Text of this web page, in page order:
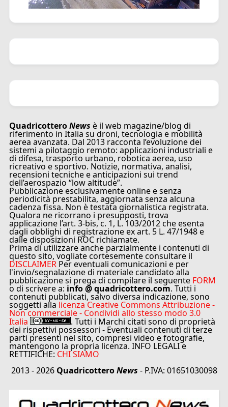
QuadricotteroNews è il web magazine/blog di
riferimento in Italia su droni, tecnologia e mobilità
aerea avanzata. Dal 2013 racconta l’evoluzione dei
sistemi a pilotaggio remoto: applicazioni industriali e
di difesa, trasporto urbano, robotica aerea, uso
ricreativo e sportivo. Notizie, normativa, analisi,
recensioni tecniche e anticipazioni sui trend
dell’aerospazio “low altitude”.
Pubblicazione esclusivamente online e senza
periodicità prestabilita, aggiornata senza alcuna
cadenza fissa. Non è testata giornalistica registrata.
Qualora ne ricorrano i presupposti, trova
applicazione l’art. 3-bis, c. 1, L. 103/2012 che esenta
dagli obblighi di registrazione ex art. 5 L. 47/1948 e
dalle disposizioni ROC richiamate.
Prima di utilizzare anche parzialmente i contenuti di
questo sito, vogliate cortesemente consultare il
DISCLAIMER Per eventuali comunicazioni e per
l'invio/segnalazione di materiale candidato alla
pubblicazione si prega di compilare il seguente FORM
o di scrivere a: info @ quadricottero.com. Tutti i
contenuti pubblicati, salvo diversa indicazione, sono
soggetti alla licenza Creative Commons Attribuzione -
Non commerciale - Condividi allo stesso modo 3.0
Italia . Tutti i Marchi citati sono di proprietà
dei rispettivi possessori - Eventuali contenuti di terze
parti presenti nel sito, compresi video e fotografie,
mantengono la propria licenza. INFO LEGALI e
RETTIFICHE: CHI SIAMO
2013 - 2026 QuadricotteroNews - P.IVA: 01651030098